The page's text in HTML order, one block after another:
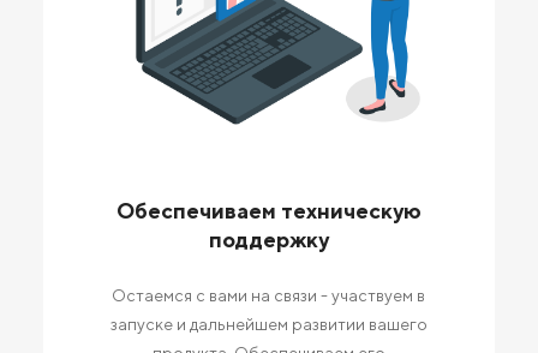
Обеспечиваем техническую
поддержку
Остаемся с вами на связи - участвуем в
запуске и дальнейшем развитии вашего